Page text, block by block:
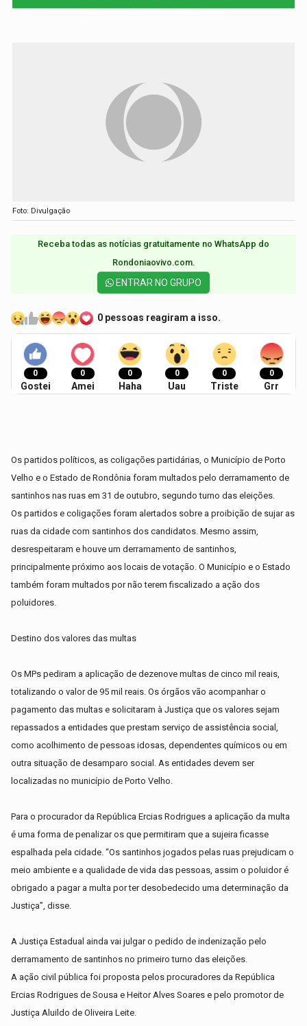
Foto: Divulgação
Receba todas as notícias gratuitamente no WhatsApp do
Rondoniaovivo.com.​
ENTRAR NO GRUPO
0 pessoas reagiram a isso.
0
Gostei
0
Amei
0
Haha
0
Uau
0
Triste
0
Grr
Os partidos políticos, as coligações partidárias, o Município de Porto
Velho e o Estado de Rondônia foram multados pelo derramamento de
santinhos nas ruas em 31 de outubro, segundo turno das eleições.
Os partidos e coligações foram alertados sobre a proibição de sujar as
ruas da cidade com santinhos dos candidatos. Mesmo assim,
desrespeitaram e houve um derramamento de santinhos,
principalmente próximo aos locais de votação. O Município e o Estado
também foram multados por não terem fiscalizado a ação dos
poluidores.
Destino dos valores das multas
Os MPs pediram a aplicação de dezenove multas de cinco mil reais,
totalizando o valor de 95 mil reais. Os órgãos vão acompanhar o
pagamento das multas e solicitaram à Justiça que os valores sejam
repassados a entidades que prestam serviço de assistência social,
como acolhimento de pessoas idosas, dependentes químicos ou em
outra situação de desamparo social. As entidades devem ser
localizadas no município de Porto Velho.
Para o procurador da República Ercias Rodrigues a aplicação da multa
é uma forma de penalizar os que permitiram que a sujeira ficasse
espalhada pela cidade. “Os santinhos jogados pelas ruas prejudicam o
meio ambiente e a qualidade de vida das pessoas, assim o poluidor é
obrigado a pagar a multa por ter desobedecido uma determinação da
Justiça”, disse.
A Justiça Estadual ainda vai julgar o pedido de indenização pelo
derramamento de santinhos no primeiro turno das eleições.
A ação civil pública foi proposta pelos procuradores da República
Ercias Rodrigues de Sousa e Heitor Alves Soares e pelo promotor de
Justiça Aluildo de Oliveira Leite.